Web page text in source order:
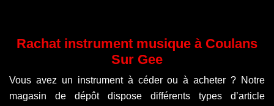
Rachat instrument musique à Coulans
Sur Gee
Vous avez un instrument à céder ou à acheter ? Notre
magasin de dépôt dispose différents types d’article